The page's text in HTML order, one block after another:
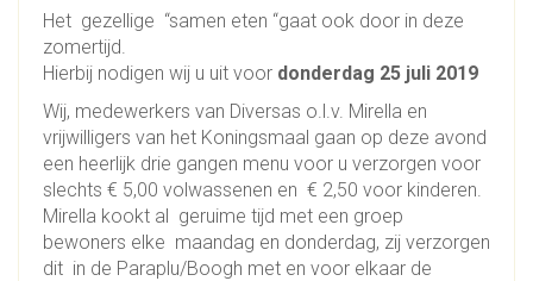
Het gezellige “samen eten “gaat ook door in deze
zomertijd.
Hierbij nodigen wij u uit voor donderdag 25 juli 2019
Wij, medewerkers van Diversas o.l.v. Mirella en
vrijwilligers van het Koningsmaal gaan op deze avond
een heerlijk drie gangen menu voor u verzorgen voor
slechts € 5,00 volwassenen en € 2,50 voor kinderen.
Mirella kookt al geruime tijd met een groep
bewoners elke maandag en donderdag, zij verzorgen
dit in de Paraplu/Boogh met en voor elkaar de